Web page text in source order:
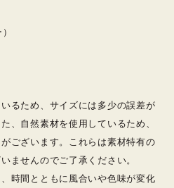
るため、サイズには多少の誤差が
、自然素材を使用しているため、
ございます。これらは素材特有の
ませんのでご了承ください。
時間とともに風合いや色味が変化